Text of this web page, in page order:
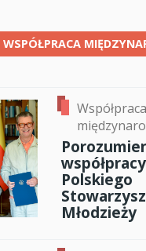
WSPÓŁPRACA
Współpraca
Polskiego
Młodzieży